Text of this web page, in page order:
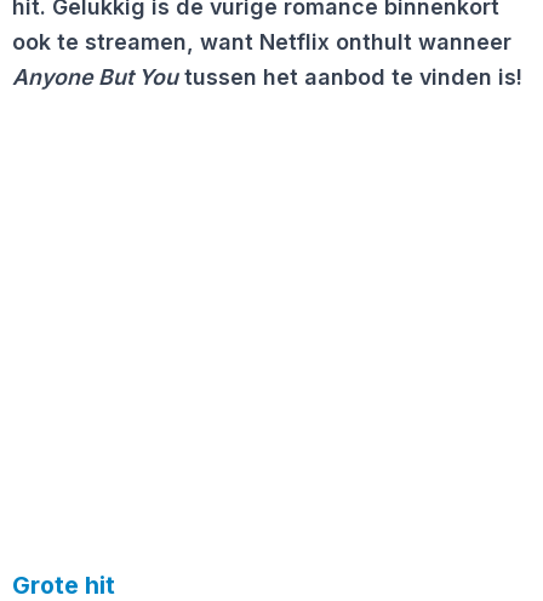
hit. Gelukkig is de vurige romance binnenkort
ook te streamen, want Netflix onthult wanneer
Anyone But Youtussen het aanbod te vinden is!
Grote hit